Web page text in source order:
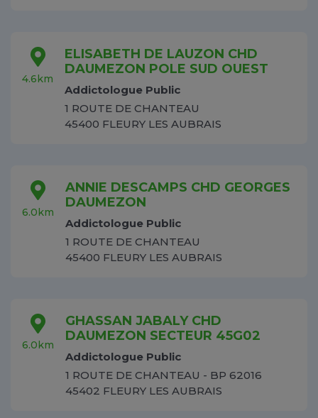
4.6km
ELISABETH DE LAUZON CHD
DAUMEZON POLE SUD OUEST
Addictologue Public
1 ROUTE DE CHANTEAU
45400 FLEURY LES AUBRAIS
6.0km
ANNIE DESCAMPS CHD GEORGES
DAUMEZON
Addictologue Public
1 ROUTE DE CHANTEAU
45400 FLEURY LES AUBRAIS
6.0km
GHASSAN JABALY CHD
DAUMEZON SECTEUR 45G02
Addictologue Public
1 ROUTE DE CHANTEAU - BP 62016
45402 FLEURY LES AUBRAIS